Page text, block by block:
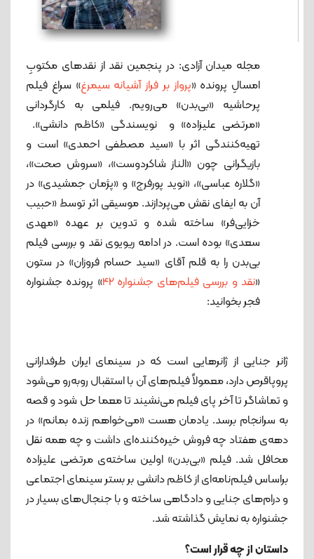
مجله میدان آزادی: در پنجمین نقد از نقدهای مکتوبِ
امسالِ پرونده «پرواز بر فراز آشیانه سیمرغ» سراغ فیلم
پرحاشیه «بی‌بدن» می‌رویم. فیلمی به کارگردانی
«مرتضی علیزاده» و نویسندگی «کاظم دانشی».
تهیه‌کنندگی اثر با «سید مصطفی احمدی» است و
بازیگرانی چون «الناز شاکردوست»، «سروش صحت»،
«گلاره عباسی»، «نوید پورفرج» و «پژمان جمشیدی» در
آن به ایفای نقش می‌پردازند. موسیقی اثر توسط «حبیب
خزایی‌فر» ساخته شده و تدوین بر عهده «مهدی
سعدی» بوده است. در ادامه ریویوی نقد و بررسی فیلم
بی‌بدن را به قلم آقای «سید حسام فروزان» در ستون
«نقد و بررسی فیلم‌های جشنواره 42
» پرونده جشنواره
فجر بخوانید:
ژانر جنایی از ژانرهایی است که در سینمای ایران طرفدارانی
پروپاقرص دارد، معمولاً فیلم‌های آن با استقبال روبه‌رو می‌شود
و تماشاگر تا آخر پای فیلم می‌نشیند تا معما حل شود و قصه
به سرانجام برسد. یادمان هست «می‌خواهم زنده بمانم» در
دهه‌ی هفتاد چه فروش خیره‌کننده‌ای داشت و چه همه نقل
محافل شد. فیلم «بی‌بدن» اولین ساخته‌ی مرتضی علیزاده
براساس فیلم‌نامه‌ای از کاظم دانشی بر بستر سینمای اجتماعی
و درام‌های جنایی و دادگاهی ساخته و با جنجال‌های بسیار در
جشنواره به نمایش گذاشته شد.
داستان از چه قرار است؟